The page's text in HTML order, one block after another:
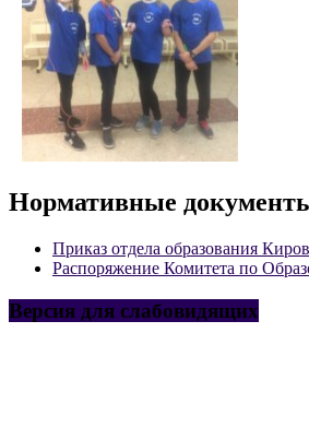
Нормативные
Приказ отдела образования
Распоряжение Комитета по
Версия для слабовидящих